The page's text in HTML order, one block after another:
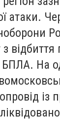
атаки.
відбиття
БПЛА. На
із